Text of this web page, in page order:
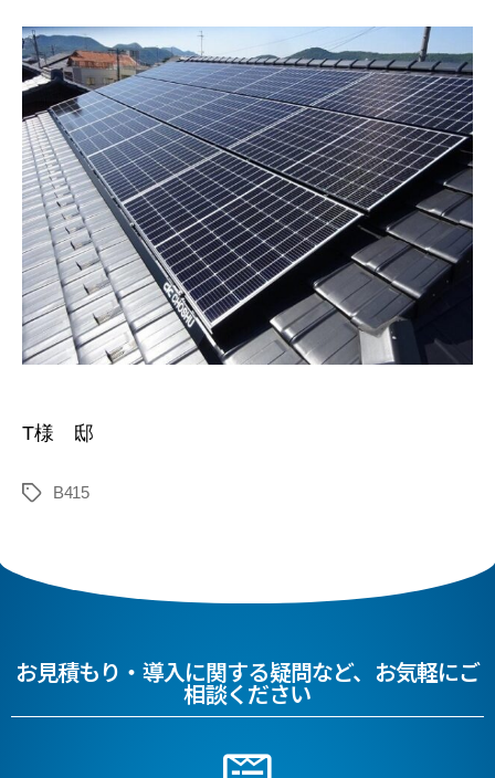
T様 邸
B415
お見積もり・導入に関する疑問など、お気軽にご
相談ください